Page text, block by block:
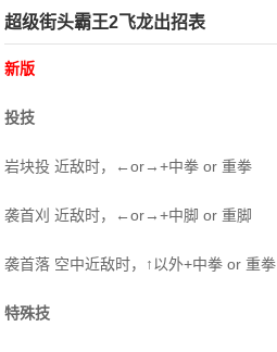
超级街头霸王2飞龙出招表
新版
投技
岩块投 近敌时，←or→+中拳 or 重拳
袭首刈 近敌时，←or→+中脚 or 重脚
袭首落 空中近敌时，↑以外+中拳 or 重拳
特殊技